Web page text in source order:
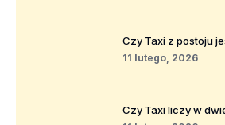
Czy Taxi z postoju
11 lutego, 2026
Czy Taxi liczy w